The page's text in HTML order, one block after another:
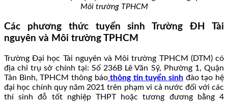
Môi trường TPHCM
Các phương thức tuyển sinh Trường ĐH Tài
nguyên và Môi trường TPHCM
Trường Đại học Tài nguyên và Môi trường TPHCM (DTM) có
địa chỉ trụ sở chính tại: Số 236B Lê Văn Sỹ, Phường 1, Quận
Tân Bình, TPHCM thông báothông tin tuyển sinh đào tạo hệ
đại học chính quy năm 2021 trên phạm vi cả nước đối với các
thí sinh đỗ tốt nghiệp THPT hoặc tương đương bằng 4